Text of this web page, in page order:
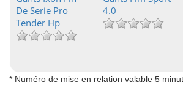
De Serie Pro
Tender Hp
4.0
* Numéro de mise en relation valable 5